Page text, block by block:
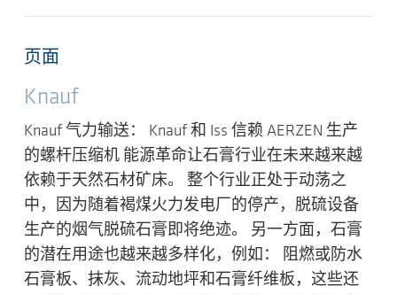
页面
Knauf
Knauf 气力输送： Knauf 和 Iss 信赖 AERZEN 生产
的螺杆压缩机 能源革命让石膏行业在未来越来越
依赖于天然石材矿床。 整个行业正处于动荡之
中，因为随着褐煤火力发电厂的停产，脱硫设备
生产的烟气脱硫石膏即将绝迹。 另一方面，石膏
的潜在用途也越来越多样化，例如： 阻燃或防水
石膏板、抹灰、流动地坪和石膏纤维板，这些还